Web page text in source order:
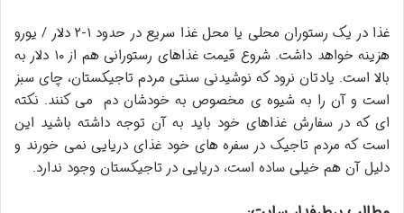
غذا در یک رستوران محلی یا محل غذا سریع در حدود ۱-۲ دلار / یورو
هزینه خواهد داشت. شروع قیمت غذاهای رستورانی هم از ۱۰ دلار به
بالا است. یادتان نرود که نوشیدنی سنتی مردم تاجیکستان، چای سبز
است و آن را به شیوه ی مخصوص به خودشان دم می کنند. نکته
ای که در سفارش غذاهای خود باید به آن توجه داشته باشید این
است که مردم تاجیک در سفره های خود غذای دریایی نمی خورند و
دلیل آن هم خیلی ساده است، دریایی در تاجیکستان وجود ندارد.